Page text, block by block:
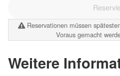
Reservationen müssen
Voraus gemacht
Weitere